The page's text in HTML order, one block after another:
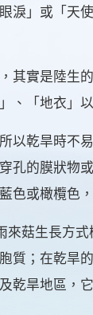
淚」或「天
其實是陸生
、「地衣」
以乾旱時不
孔的膜狀物
色或橄欖色
來菇生長方
質；在乾
乾旱地區，